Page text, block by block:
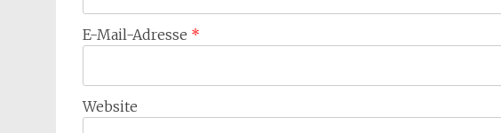
E-Mail-Adresse *
Website